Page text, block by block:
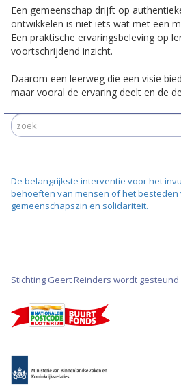
Een gemeenschap drijft op
ontwikkelen is niet iets wat met een
Een praktische ervaringsbeleving op
voortschrijdend inzicht.
Daarom een leerweg die een visie
maar vooral de ervaring deelt en de
De belangrijkste interventie voor het
behoeften van mensen of het besteden
gemeenschapszin en solidariteit.
Stichting Geert Reinders wordt gesteund